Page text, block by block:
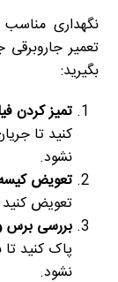
نگهداری مناسب
تعمیر جاروبرقی
بگیرید:
تمیز کردن
کنید تا
نشود.
تعویض
تعویض
بررسی برس
پاک کنید
نشود.